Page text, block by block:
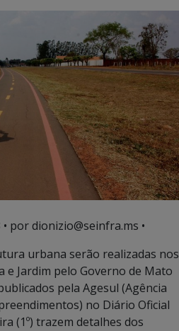
• por dionizio@seinfra.ms •
urbana serão realizadas nos
e Jardim pelo Governo de Mato
pela Agesul (Agência
no Diário Oficial
(1º) trazem detalhes dos